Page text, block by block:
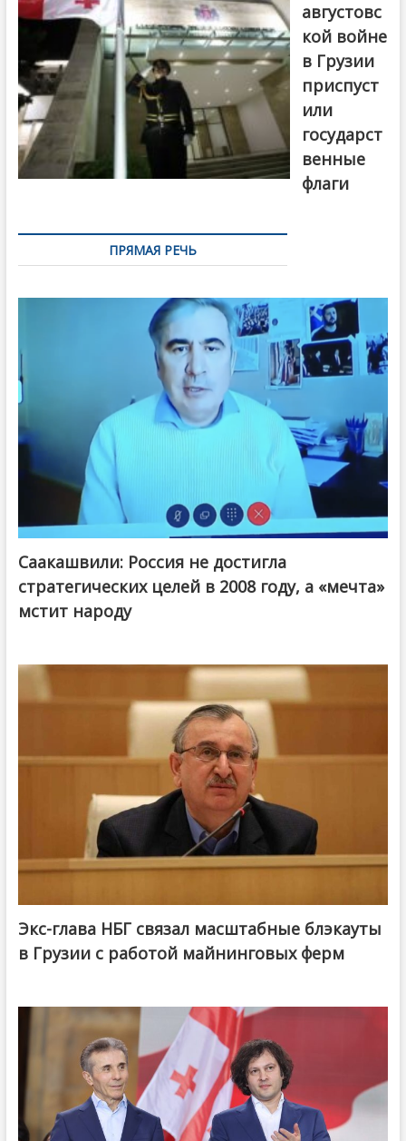
августовс
кой войне
в Грузии
приспуст
или
государст
венные
флаги
ПРЯМАЯ РЕЧЬ
Саакашвили: Россия не достигла
стратегических целей в 2008 году, а «мечта»
мстит народу
Экс-глава НБГ связал масштабные блэкауты
в Грузии с работой майнинговых ферм